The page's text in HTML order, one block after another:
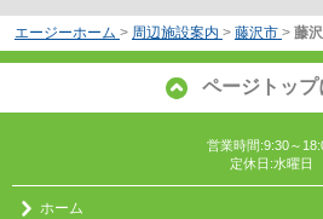
エージーホーム > 周辺施設案内 > 藤沢市 > 藤
ページトップ
営業時間:9:30～
定休日:水曜日
ホーム